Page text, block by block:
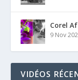
Corel
9 Nov
VIDÉOS